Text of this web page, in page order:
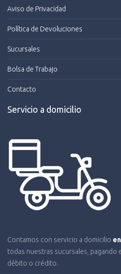
Aviso de Privacidad
Política de Devoluciones
Sucursales
Bolsa de Trabajo
Contacto
Servicio a domicilio
Contamos con servicio a domicilio
todas nuestras sucursales,
débito o crédito.